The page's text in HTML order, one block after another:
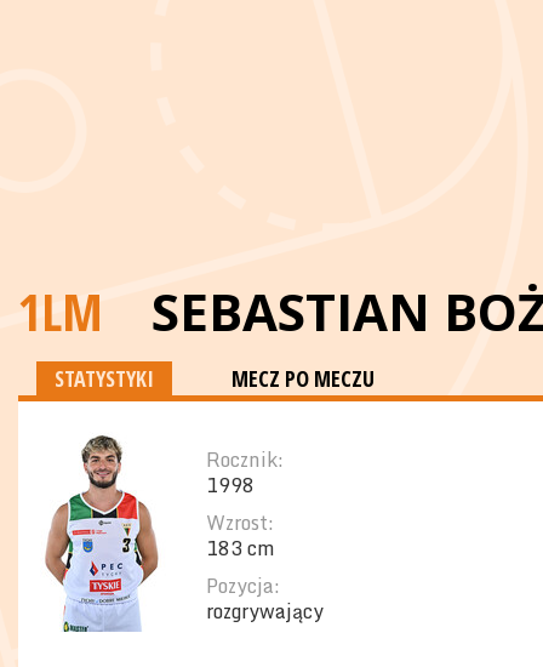
1LM SEBASTIAN
STATYSTYKI MECZ PO MECZU
Rocznik:
1998
Wzrost:
183 cm
Pozycja:
rozgrywający